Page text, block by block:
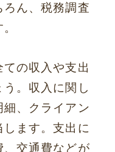
ん、税務調査
の収入や支出
。収入に関し
、クライアン
します。支出に
、交通費などが